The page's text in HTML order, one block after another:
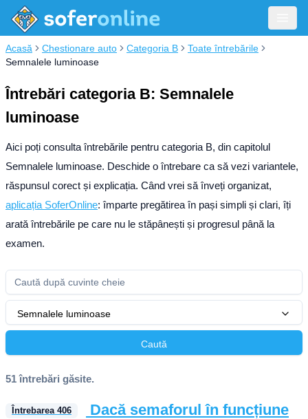
Acasă Chestionare auto Categoria B
Toate întrebările
Semnalele luminoase
Întrebări categoria B: Semnalele
luminoase
Aici poți consulta întrebările pentru categoria B, din capitolul
Semnalele luminoase. Deschide o întrebare ca să vezi variantele,
răspunsul corect și explicația. Când vrei să înveți organizat,
aplicația SoferOnline: împarte pregătirea în pași simpli și clari, îți
arată întrebările pe care nu le stăpânești și progresul până la
examen.
Semnalele luminoase
Caută
51 întrebări găsite.
Întrebarea 406
Dacă semaforul în funcțiune